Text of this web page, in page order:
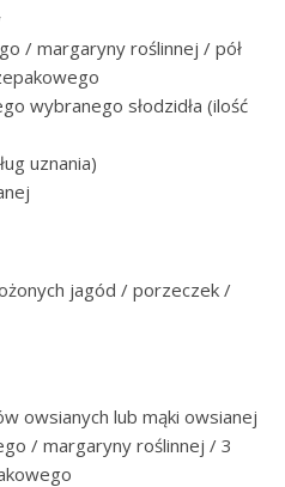
/ margaryny roślinnej / pół
wybranego słodzidła (ilość
uznania)
jagód / porzeczek /
owsianych lub mąki owsianej
/ margaryny roślinnej / 3